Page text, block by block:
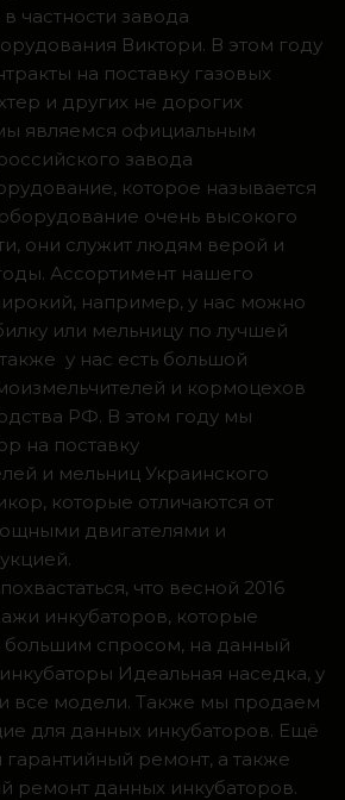
частности завода
Виктори. В этом году
на поставку газовых
и других не дорогих
являемся официальным
завода
которое называется
очень высокого
они служит людям верой и
Ассортимент нашего
например, у нас можно
или мельницу по лучшей
у нас есть большой
и кормоцехов
РФ. В этом году мы
на поставку
и мельниц Украинского
которые отличаются от
двигателями и
что весной 2016
инкубаторов, которые
большим спросом, на данный
Идеальная наседка, у
все модели. Также мы продаем
для данных инкубаторов. Ещё
ремонт, а также
ремонт данных инкубаторов.